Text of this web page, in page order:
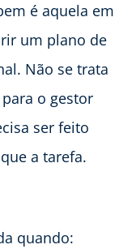
é aquela em
um plano de
Não se trata
para o gestor
ser feito
a tarefa.
quando: